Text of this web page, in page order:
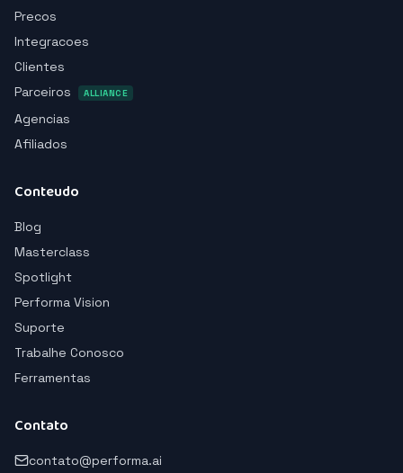
Precos
Integracoes
Clientes
Parceiros
ALLIANCE
Agencias
Afiliados
Conteudo
Blog
Masterclass
Spotlight
Performa Vision
Suporte
Trabalhe Conosco
Ferramentas
Contato
contato@performa.ai